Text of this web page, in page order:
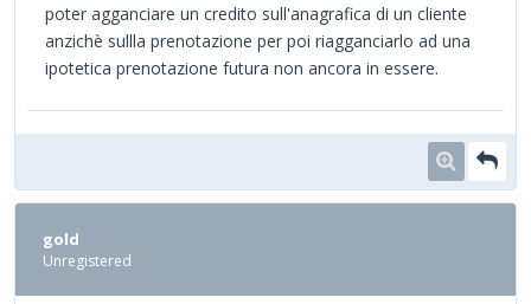
poter agganciare un credito sull'anagrafica di un cliente
anzichè sullla prenotazione per poi riagganciarlo ad una
ipotetica prenotazione futura non ancora in essere.
gold
Unregistered